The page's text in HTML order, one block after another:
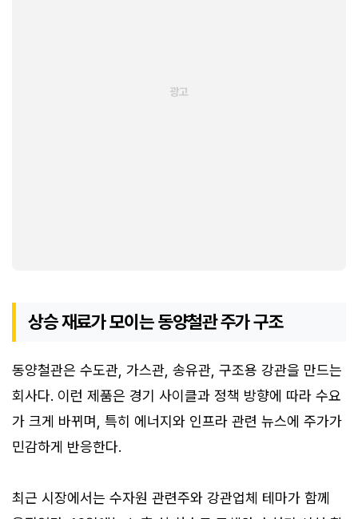
상승 재료가 모이는 동양철관 주가 구조
동양철관은 수도관, 가스관, 송유관, 구조용 강관을 만드는
회사다. 이런 제품은 경기 사이클과 정책 방향에 따라 수요
가 크게 바뀌며, 특히 에너지와 인프라 관련 뉴스에 주가가
민감하게 반응한다.
최근 시장에서는 수자원 관련주와 강관업체 테마가 함께